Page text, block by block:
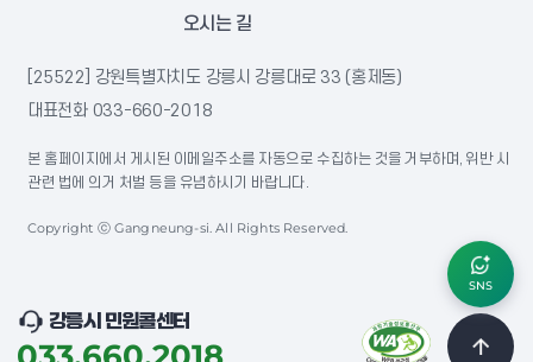
오시는 길
[25522] 강원특별자치도 강릉시 강릉대로 33 (홍제동)
대표전화 033-660-2018
본 홈페이지에서 게시된 이메일주소를 자동으로 수집하는 것을 거부하며, 위반 시
관련 법에 의거 처벌 등을 유념하시기 바랍니다.
Copyright ⓒ Gangneung-si. All Rights Reserved.
강릉시 민원콜센터
SNS